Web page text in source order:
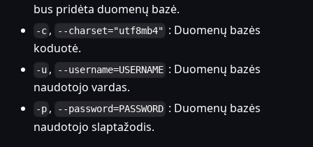
bus pridėta duomenų bazė.
-c , --charset="utf8mb4" : Duomenų bazės
koduotė.
-u , --username=USERNAME : Duomenų bazės
naudotojo vardas.
-p , --password=PASSWORD : Duomenų bazės
naudotojo slaptažodis.